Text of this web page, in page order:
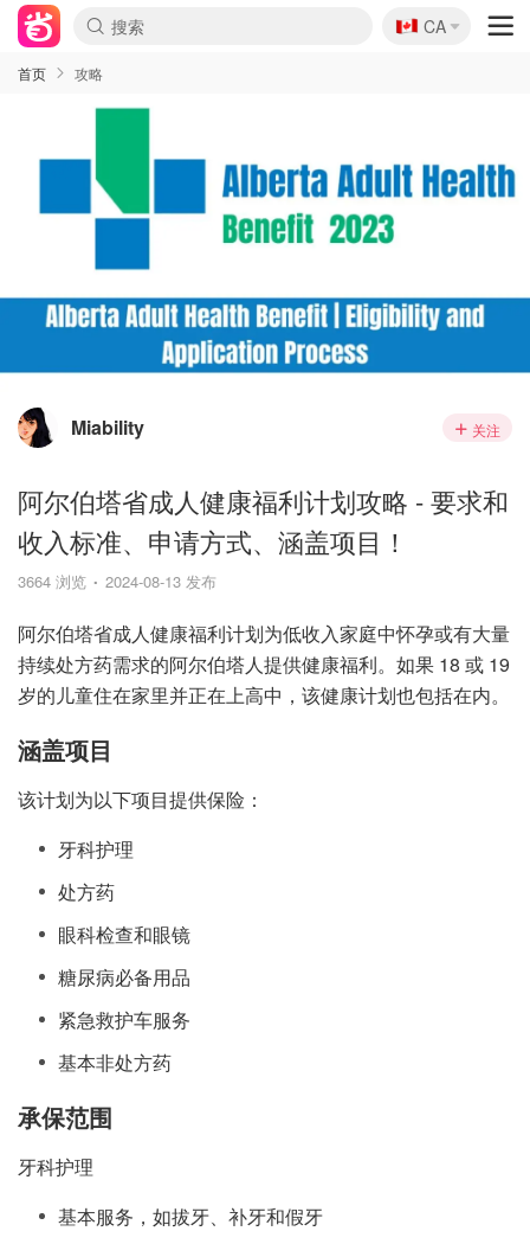
🇨🇦
CA
首页 攻略
Miability 关注
阿尔伯塔省成人健康福利计划攻略 - 要求和
收入标准、申请方式、涵盖项目！
3664 浏览 2024-08-13 发布
阿尔伯塔省成人健康福利计划为低收入家庭中怀孕或有大量
持续处方药需求的阿尔伯塔人提供健康福利。如果 18 或 19
岁的儿童住在家里并正在上高中，该健康计划也包括在内。
涵盖项目
该计划为以下项目提供保险：
牙科护理
处方药
眼科检查和眼镜
糖尿病必备用品
紧急救护车服务
基本非处方药
承保范围
牙科护理
基本服务，如拔牙、补牙和假牙